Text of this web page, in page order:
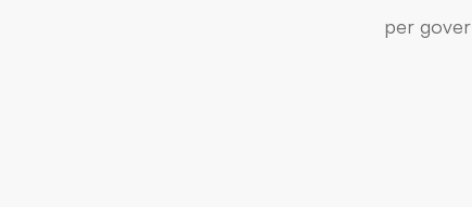
per